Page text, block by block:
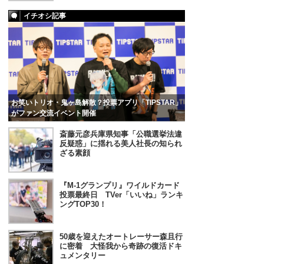
イチオシ記事
お笑いトリオ・鬼ヶ島解散？投票アプリ「TIPSTAR」
がファン交流イベント開催
斎藤元彦兵庫県知事「公職選挙法違
反疑惑」に揺れる美人社長の知られ
ざる素顔
『M-1グランプリ』ワイルドカード
投票最終日 TVer「いいね」ランキ
ングTOP30！
50歳を迎えたオートレーサー森且行
に密着 大怪我から奇跡の復活ドキ
ュメンタリー